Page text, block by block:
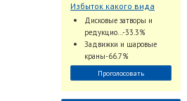
Избыток какого вида
трубопроводной
арматуры наблюдается
на Российском рынке с
2024 по 2026 годы?
Дисковые затворы и
редукцио...-33.3%
Задвижки и шаровые
краны-66.7%
Проголосовать